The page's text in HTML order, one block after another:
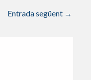
Entrada següent →